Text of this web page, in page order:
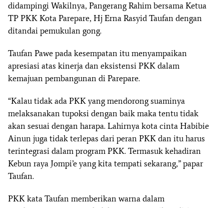
didampingi Wakilnya, Pangerang Rahim bersama Ketua
TP PKK Kota Parepare, Hj Erna Rasyid Taufan dengan
ditandai pemukulan gong.
Taufan Pawe pada kesempatan itu menyampaikan
apresiasi atas kinerja dan eksistensi PKK dalam
kemajuan pembangunan di Parepare.
“Kalau tidak ada PKK yang mendorong suaminya
melaksanakan tupoksi dengan baik maka tentu tidak
akan sesuai dengan harapa. Lahirnya kota cinta Habibie
Ainun juga tidak terlepas dari peran PKK dan itu harus
terintegrasi dalam program PKK. Termasuk kehadiran
Kebun raya Jompi’e yang kita tempati sekarang,” papar
Taufan.
PKK kata Taufan memberikan warna dalam